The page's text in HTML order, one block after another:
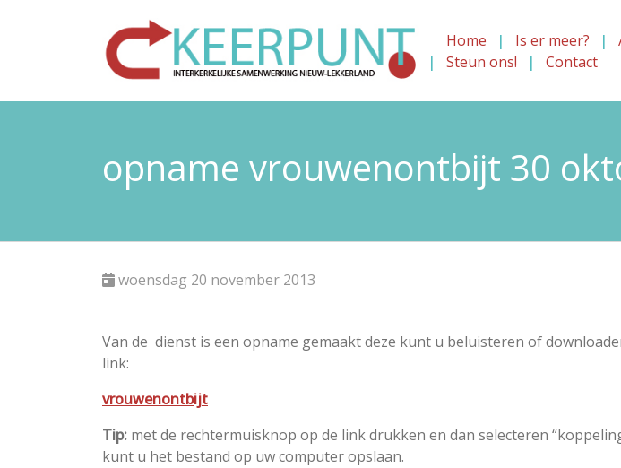
Home Is er meer?
Steun ons!
Contact
opname vrouwenontbijt 30
woensdag 20 november 2013
Van de dienst is een opname gemaakt deze kunt u beluisteren of
link:
vrouwenontbijt
Tip: met de rechtermuisknop op de link drukken en dan selecteren
kunt u het bestand op uw computer opslaan.